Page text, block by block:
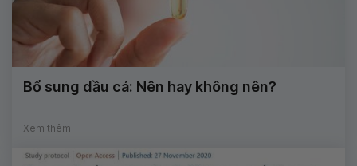
Bổ sung dầu cá: Nên hay không nên?
Xem thêm